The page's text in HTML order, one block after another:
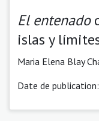
El entenado
islas y
Maria Elena Blay
Date de